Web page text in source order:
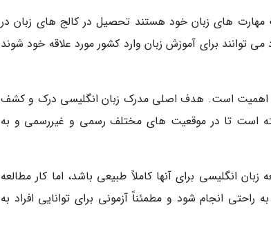
مهارت های زبان خود هستند تحصیل در کالج های زبان در
توانند برای آموزش زبان وارد کشور مورد علاقه خود شوند
با اهمیت است. هدف اصلی مدرک زبان انگلیسی درک و کشف
است تا در موقعیت های مختلف رسمی و غیررسمی و به
انگلیسی برای آنها کاملاً طبیعی باشد، اما کار مطالعه
انجام شود و مطمئناً آزمونی برای توانایی افراد به